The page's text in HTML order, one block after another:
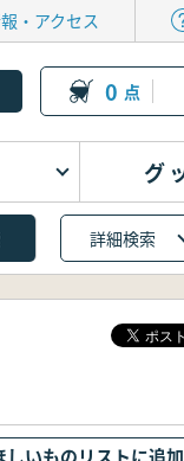
・アクセス
0 点
グ
詳細検索